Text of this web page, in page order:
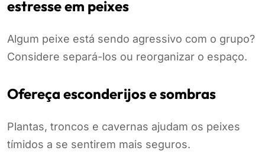
estresse em peixes
Algum peixe está sendo agressivo com o grupo?
Considere separá-los ou reorganizar o espaço.
Ofereça esconderijos e sombras
Plantas, troncos e cavernas ajudam os peixes
tímidos a se sentirem mais seguros.